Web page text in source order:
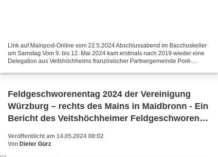
Link auf Mainpost-Online vom 22.5.2024 Abschlussabend im Bacchuskeller
am Samstag Vom 9. bis 12. Mai 2024 kam erstmals nach 2019 wieder eine
Delegation aus Veitshöchheims französischer Partnergemeinde Pont-
Feldgeschworenentag 2024 der Vereinigung
Würzburg – rechts des Mains in Maidbronn - Ein
Bericht des Veitshöchheimer Feldgeschworenen
Veröffentlicht am 14.05.2024 08:02
Von Dieter Gürz